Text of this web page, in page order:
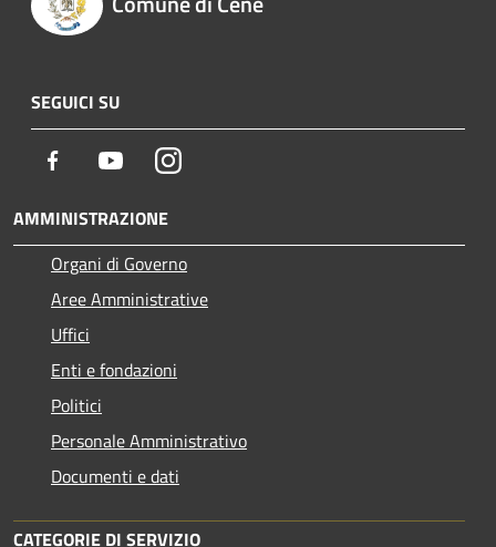
SEGUICI SU
Facebook YoutubeInstagram
AMMINISTRAZIONE
Organi di Governo
Aree Amministrative
Uffici
Enti e fondazioni
Politici
Personale Amministrativo
Documenti e dati
CATEGORIE DI SERVIZIO